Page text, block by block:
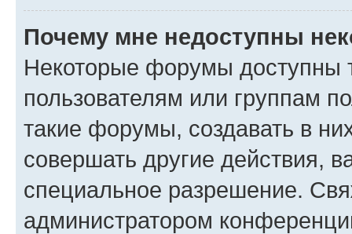
Почему мне недоступны
Некоторые форумы доступны
пользователям или группам
такие форумы, создавать в
совершать другие действия,
специальное разрешение.
администратором